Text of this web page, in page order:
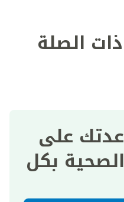
الصلة
على
بكل